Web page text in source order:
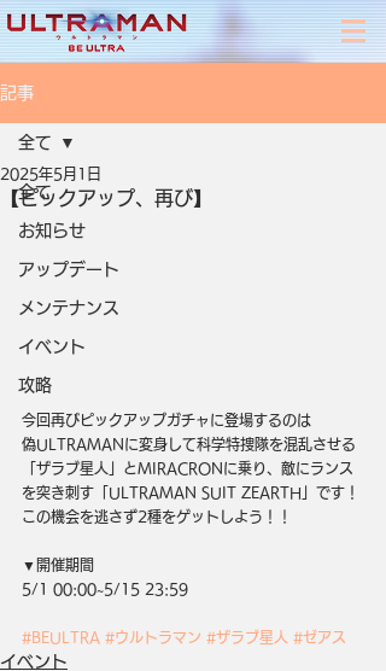
記事
全て
お知らせ
アップデート
メンテナンス
イベント
攻略
全て
【ピックアップ、再び】
2025年5月1日
今回再びピックアップガチャに登場するのは
偽ULTRAMANに変身して科学特捜隊を混乱させる
「ザラブ星人」とMIRACRONに乗り、敵にランス
を突き刺す「ULTRAMAN SUIT ZEARTH」です！
この機会を逃さず2種をゲットしよう！！
▼開催期間
5/1 00:00~5/15 23:59
#BEULTRA #ウルトラマン #ザラブ星人 #ゼアス
イベント